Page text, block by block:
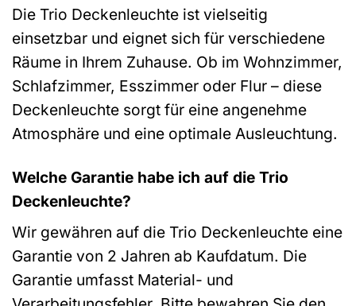
Die Trio Deckenleuchte ist vielseitig
einsetzbar und eignet sich für verschiedene
Räume in Ihrem Zuhause. Ob im Wohnzimmer,
Schlafzimmer, Esszimmer oder Flur – diese
Deckenleuchte sorgt für eine angenehme
Atmosphäre und eine optimale Ausleuchtung.
Welche Garantie habe ich auf die Trio
Deckenleuchte?
Wir gewähren auf die Trio Deckenleuchte eine
Garantie von 2 Jahren ab Kaufdatum. Die
Garantie umfasst Material- und